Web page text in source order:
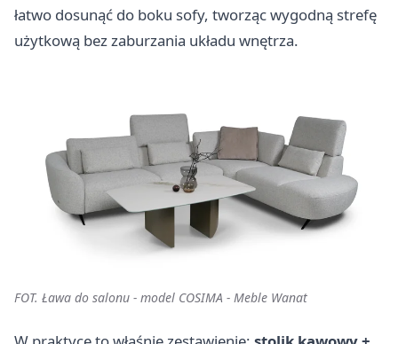
łatwo dosunąć do boku sofy, tworząc wygodną strefę
użytkową bez zaburzania układu wnętrza.
FOT. Ława do salonu - model COSIMA - Meble Wanat